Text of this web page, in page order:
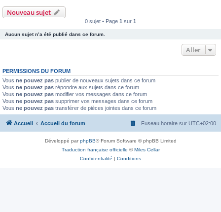
Nouveau sujet
0 sujet • Page 1 sur 1
Aucun sujet n’a été publié dans ce forum.
Aller
PERMISSIONS DU FORUM
Vous ne pouvez pas publier de nouveaux sujets dans ce forum
Vous ne pouvez pas répondre aux sujets dans ce forum
Vous ne pouvez pas modifier vos messages dans ce forum
Vous ne pouvez pas supprimer vos messages dans ce forum
Vous ne pouvez pas transférer de pièces jointes dans ce forum
Accueil Accueil du forum Fuseau horaire sur UTC+02:00
Développé parphpBB® Forum Software © phpBB Limited
Traduction française officielle ©Miles Cellar
Confidentialité | Conditions